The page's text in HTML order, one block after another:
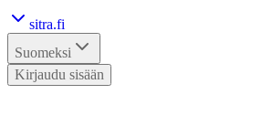
sitra.fi
Suomeksi
Kirjaudu sisään